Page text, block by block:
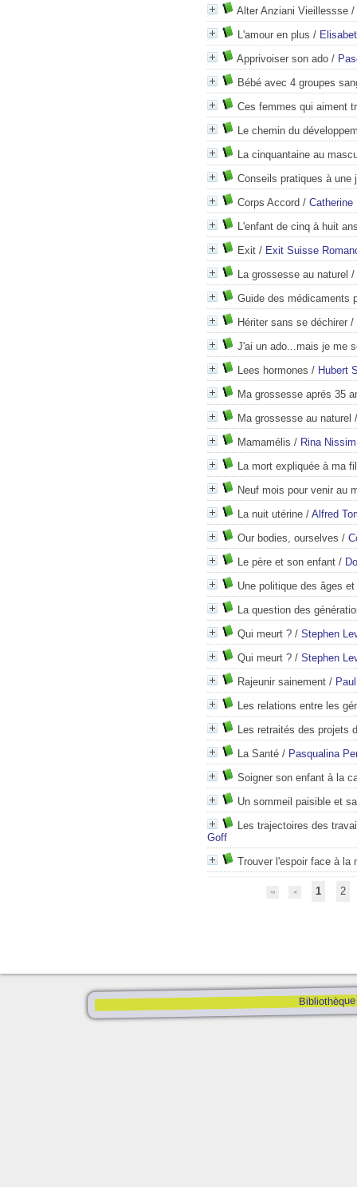
Alter Anziani Vieillessse /
L'amour en plus /
Apprivoiser son ado /
Bébé avec 4 groupes
Ces femmes qui aiment
Le chemin du
La cinquantaine au
Conseils pratiques à une
Corps Accord / Catherine
L'enfant de cinq à huit
Exit / Exit Suisse
La grossesse au naturel /
Guide des médicaments
Hériter sans se déchirer /
J'ai un ado...mais je me
Lees hormones / Hubert
Ma grossesse aprés 35
Ma grossesse au naturel
Mamamélis / Rina Nissim
La mort expliquée à ma
Neuf mois pour venir au
La nuit utérine / Alfred
Our bodies, ourselves /
Le père et son enfant /
Une politique des âges
La question des
Qui meurt ? / Stephen
Qui meurt ? / Stephen
Rajeunir sainement /
Les relations entre les
Les retraités des projets
La Santé / Pasqualina
Soigner son enfant à la
Un sommeil paisible et
Les trajectoires des
Goff
Trouver l'espoir face à la
1 2